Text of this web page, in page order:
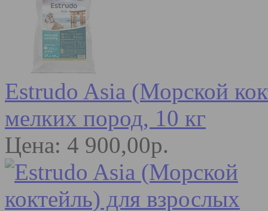
Estrudo Asia (Морской
мелких пород, 10 кг
Цена: 4 900,00р.